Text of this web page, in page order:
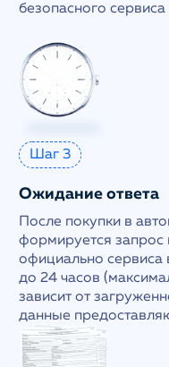
безопасного
Шаг 3
Ожидание ответа
После покупки в
формируется запрос
официально сервиса
до 24 часов
зависит от
данные